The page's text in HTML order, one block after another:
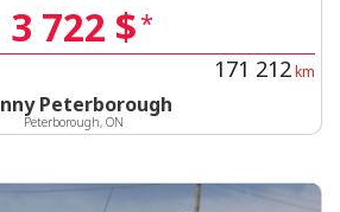
3 722 $*
171 212km
Peterborough
Peterborough, ON